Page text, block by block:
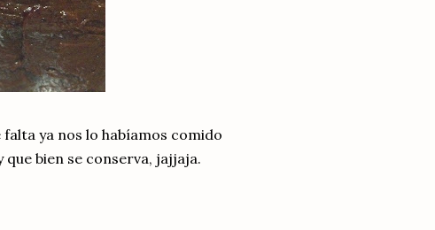
ya nos lo habíamos comido
bien se conserva, jajjaja.